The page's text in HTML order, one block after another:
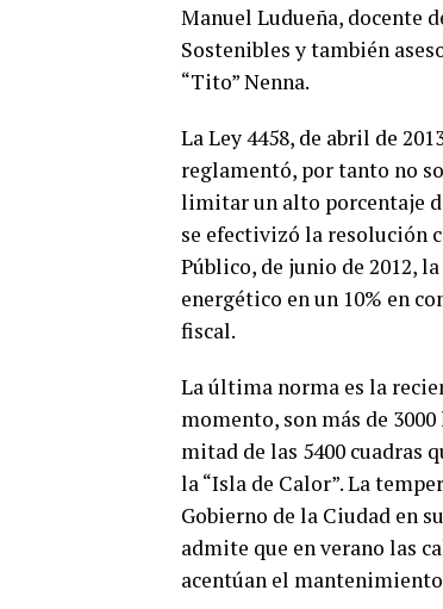
Manuel Ludueña, docente
Sostenibles y también
“Tito” Nenna.
La Ley 4458, de abril de
reglamentó, por tanto no
limitar un alto porcentaje
se efectivizó la resolución
Público, de junio de 2012,
energético en un 10% en
fiscal.
La última norma es la
momento, son más de
mitad de las 5400 cuadras
la “Isla de Calor”. La
Gobierno de la Ciudad en
admite que en verano las
acentúan el